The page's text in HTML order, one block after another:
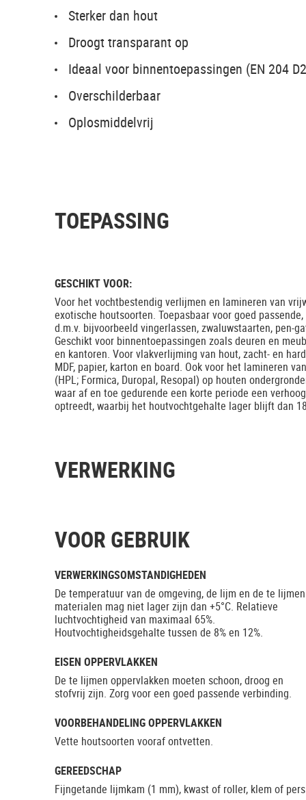
Sterker dan hout
Droogt transparant op
Ideaal voor binnentoepassingen (EN 204
Overschilderbaar
Oplosmiddelvrij
TOEPASSING
GESCHIKT VOOR:
Voor het vochtbestendig verlijmen en lamineren van
exotische houtsoorten. Toepasbaar voor goed
d.m.v. bijvoorbeeld vingerlassen, zwaluwstaarten, pen-
Geschikt voor binnentoepassingen zoals deuren en
en kantoren. Voor vlakverlijming van hout, zacht- en
MDF, papier, karton en board. Ook voor het lamineren
(HPL; Formica, Duropal, Resopal) op houten
waar af en toe gedurende een korte periode een
optreedt, waarbij het houtvochtgehalte lager blijft dan
VERWERKING
VOOR GEBRUIK
VERWERKINGSOMSTANDIGHEDEN
De temperatuur van de omgeving, de lijm en de te lijmen
materialen mag niet lager zijn dan +5°C. Relatieve
luchtvochtigheid van maximaal 65%.
Houtvochtigheidsgehalte tussen de 8% en 12%.
EISEN OPPERVLAKKEN
De te lijmen oppervlakken moeten schoon, droog en
stofvrij zijn. Zorg voor een goed passende verbinding.
VOORBEHANDELING OPPERVLAKKEN
Vette houtsoorten vooraf ontvetten.
GEREEDSCHAP
Fijngetande lijmkam (1 mm), kwast of roller, klem of